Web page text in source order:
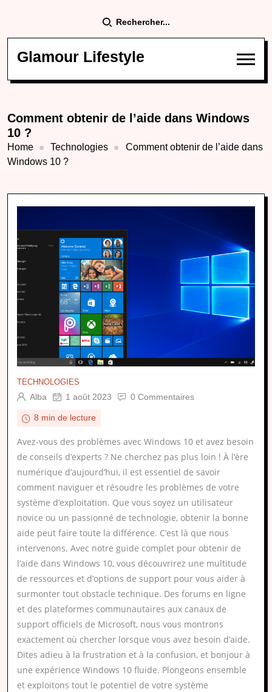
Rechercher...
Glamour Lifestyle
Comment obtenir de l’aide dans Windows
10 ?
Home Technologies
Comment obtenir de l’aide dans
Windows 10 ?
TECHNOLOGIES
Alba 1 août 2023 0 Commentaires
8 min de lecture
Avez-vous des problèmes avec Windows 10 et avez besoin
de conseils d’experts ? Ne cherchez pas plus loin ! À l’ère
numérique d’aujourd’hui, il est essentiel de savoir
comment naviguer et résoudre les problèmes de votre
système d’exploitation. Que vous soyez un utilisateur
novice ou un passionné de technologie, obtenir la bonne
aide peut faire toute la différence. C’est là que nous
intervenons. Avec notre guide complet pour obtenir de
l’aide dans Windows 10, vous découvrirez une multitude
de ressources et d’options de support pour vous aider à
surmonter tout obstacle technique. Des forums en ligne
et des plateformes communautaires aux canaux de
support officiels de Microsoft, nous vous montrons
exactement où chercher lorsque vous avez besoin d’aide.
Dites adieu à la frustration et à la confusion, et bonjour à
une expérience Windows 10 fluide. Plongeons ensemble
et exploitons tout le potentiel de votre système